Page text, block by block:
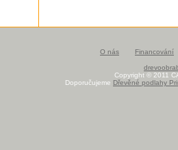
O nás Financování
Copyright © 2011
Doporučujeme Dřevěné podlahy